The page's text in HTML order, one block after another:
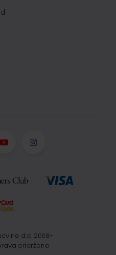
d.d. 2008-
pridržana